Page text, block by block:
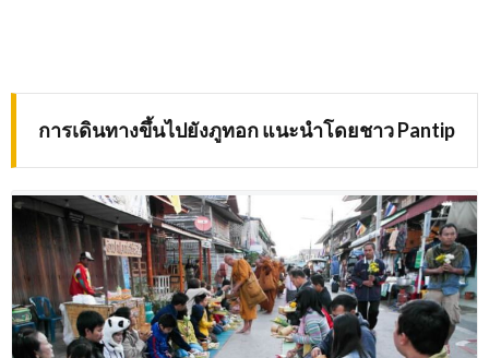
การเดินทางขึ้นไปยังภูทอก แนะนำโดยชาวPantip